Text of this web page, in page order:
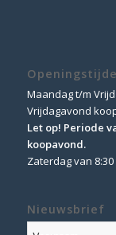
Maandag t/m
Vrijdagavond
Let op! Periode
koopavond.
Zaterdag van 8:30
Nieuwsbrief